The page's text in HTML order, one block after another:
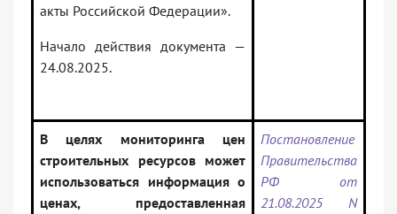
акты Российской Федерации».
Начало действия документа —
24.08.2025.
В целях мониторинга цен
строительных ресурсов может
использоваться информация о
ценах, предоставленная
Постановление
Правительства
РФ от
21.08.2025 N